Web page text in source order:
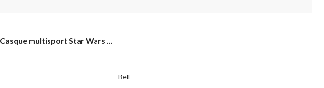
Casque
Casque multisport Star Wars ...
Bell